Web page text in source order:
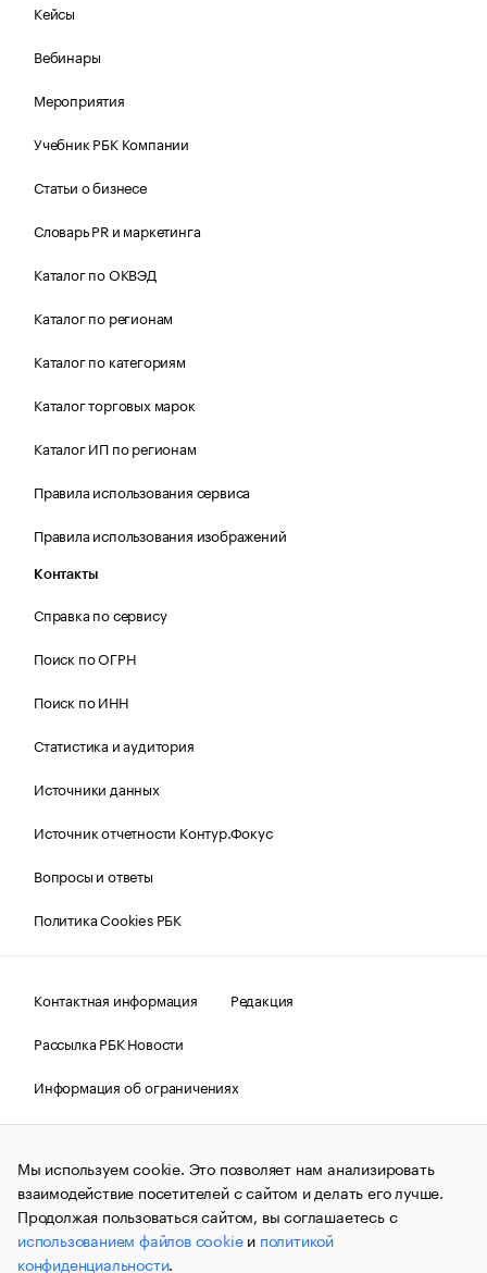
Кейсы
Вебинары
Мероприятия
Учебник РБК Компании
Статьи о бизнесе
Словарь PR и маркетинга
Каталог по ОКВЭД
Каталог по регионам
Каталог по категориям
Каталог торговых марок
Каталог ИП по регионам
Правила использования сервиса
Правила использования изображений
Контакты
Справка по сервису
Поиск по ОГРН
Поиск по ИНН
Статистика и аудитория
Источники данных
Источник отчетности Контур.Фокус
Вопросы и ответы
Политика Cookies РБК
Контактная информация
Редакция
Рассылка РБК Новости
Информация об ограничениях
Правовая информация
О соблюдении авторских прав
© АО «РОСБИЗНЕСКОНСАЛТИНГ»,1995–2026.Сообщения
и материалы информационного агентства «РБК»
(зарегистрировано Федеральной службой по надзору в сфере
связи, информационных технологий и массовых
коммуникаций (Роскомнадзор) 09.12.2015 за номером ИА
№ФС77-63848) сопровождаются пометкой «РБК». Отдельные
Мы используем cookie. Это позволяет нам анализировать
взаимодействие посетителей с сайтом и делать его лучше.
Продолжая пользоваться сайтом, вы соглашаетесь с
использованием файлов cookieи политикой
конфиденциальности.